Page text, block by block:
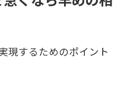
現するためのポイント